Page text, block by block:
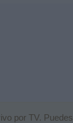
por TV.